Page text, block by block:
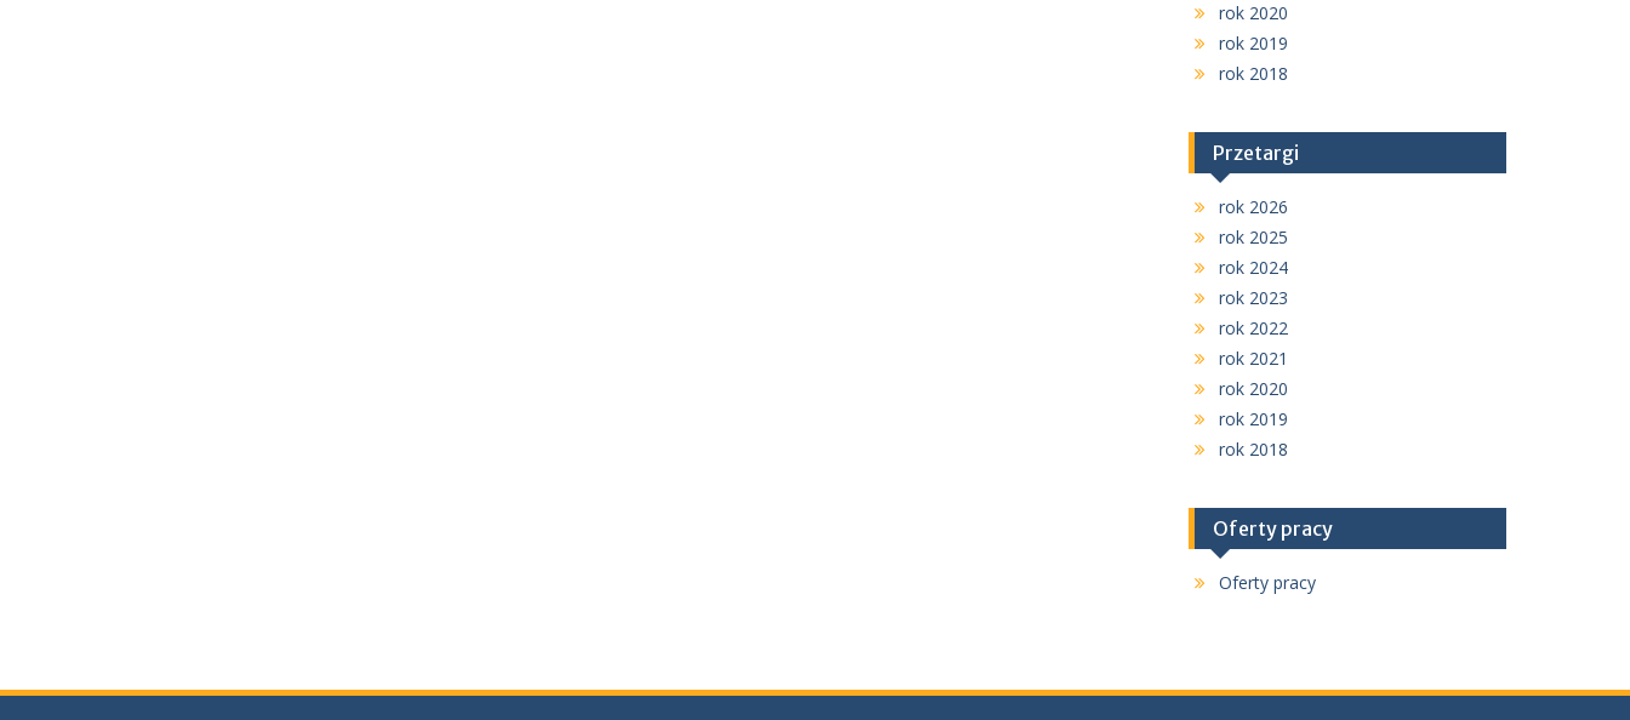
rok 2020
rok 2019
rok 2018
Przetargi
rok 2026
rok 2025
rok 2024
rok 2023
rok 2022
rok 2021
rok 2020
rok 2019
rok 2018
Oferty pracy
Oferty pracy